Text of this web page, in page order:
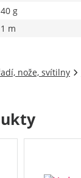
40 g
1 m
nože, svítilny